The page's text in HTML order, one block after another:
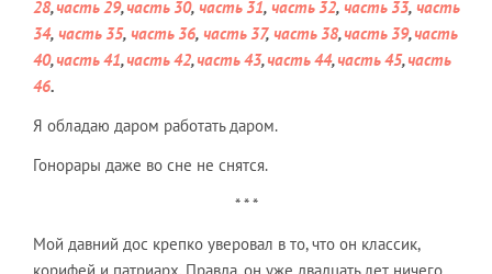
28,часть 29,часть 30, часть 31, часть 32, часть 33, часть
34, часть 35, часть 36, часть 37, часть 38,часть 39,часть
40,часть 41,часть 42,часть 43,часть 44,часть 45,часть
46.
Я обладаю даром работать даром.
Гонорары даже во сне не снятся.
* * *
Мой давний дос крепко уверовал в то, что он классик,